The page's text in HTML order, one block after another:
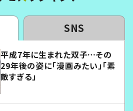
SNS
平成7年に生まれた双子…その
29年後の姿に「漫画みたい」「素
敵すぎる」